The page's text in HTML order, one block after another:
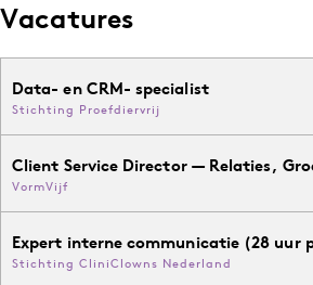
Vacatures
Data- en CRM- specialist
Stichting Proefdiervrij
Client Service Director — Relaties,
VormVijf
Expert interne communicatie (28 uur
Stichting CliniClowns Nederland